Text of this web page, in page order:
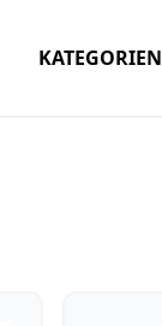
KATEGORIEN